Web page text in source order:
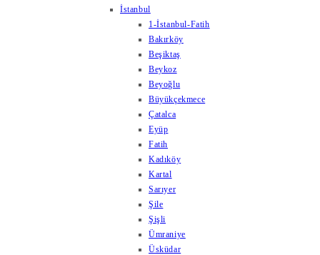
İstanbul
1-İstanbul-Fatih
Bakırköy
Beşiktaş
Beykoz
Beyoğlu
Büyükçekmece
Çatalca
Eyüp
Fatih
Kadıköy
Kartal
Sarıyer
Şile
Şişli
Ümraniye
Üsküdar